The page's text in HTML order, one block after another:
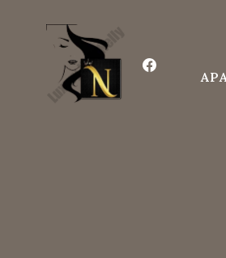
съдържанието